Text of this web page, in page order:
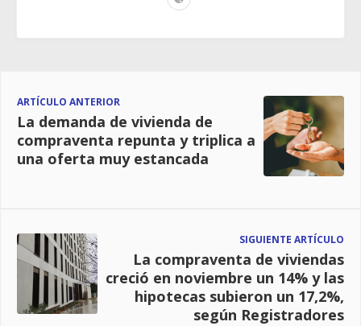
ARTÍCULO ANTERIOR
La demanda de vivienda de
compraventa repunta y triplica a
una oferta muy estancada
SIGUIENTE ARTÍCULO
La compraventa de viviendas
creció en noviembre un 14% y las
hipotecas subieron un 17,2%,
según Registradores